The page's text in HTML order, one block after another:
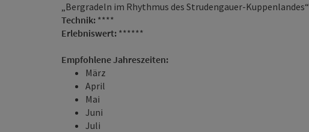
„Bergradeln im Rhythmus des Strudengauer-Kuppenlandes“
Technik: ****
Erlebniswert: ******
Empfohlene Jahreszeiten:
März
April
Mai
Juni
Juli